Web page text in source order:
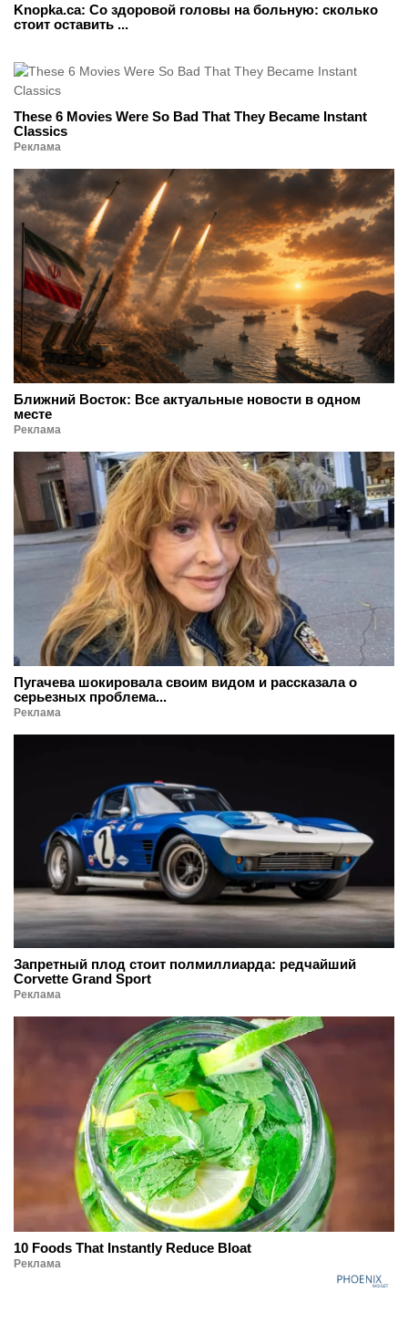
Knopka.ca: Со здоровой головы на больную: сколько
стоит оставить ...
These 6 Movies Were So Bad That They Became Instant
Classics
Реклама
Ближний Восток: Все актуальные новости в одном
месте
Реклама
Пугачева шокировала своим видом и рассказала о
серьезных проблема...
Реклама
Запретный плод стоит полмиллиарда: редчайший
Corvette Grand Sport
Реклама
10 Foods That Instantly Reduce Bloat
Реклама